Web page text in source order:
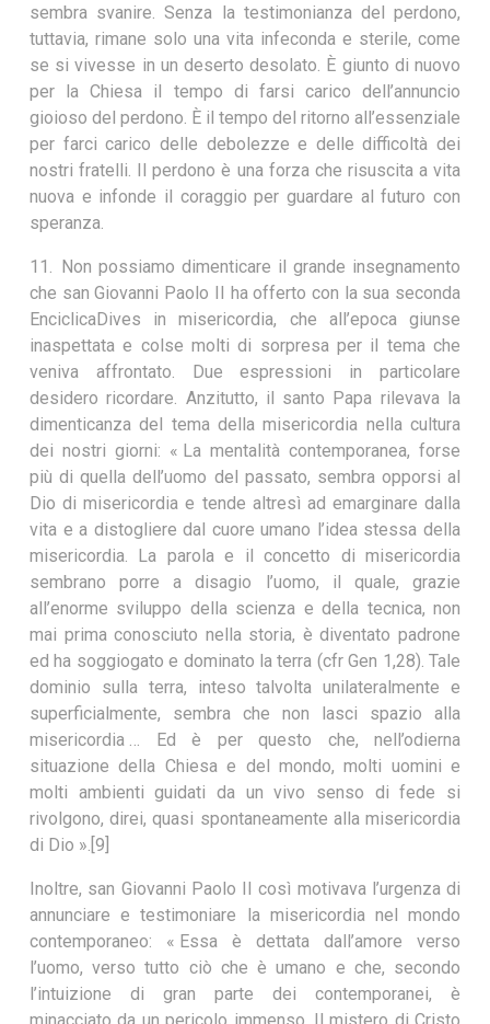
sembra svanire. Senza la testimonianza del perdono,
tuttavia, rimane solo una vita infeconda e sterile, come
se si vivesse in un deserto desolato. È giunto di nuovo
per la Chiesa il tempo di farsi carico dell’annuncio
gioioso del perdono. È il tempo del ritorno all’essenziale
per farci carico delle debolezze e delle difficoltà dei
nostri fratelli. Il perdono è una forza che risuscita a vita
nuova e infonde il coraggio per guardare al futuro con
speranza.
11. Non possiamo dimenticare il grande insegnamento
che san Giovanni Paolo II ha offerto con la sua seconda
EnciclicaDives in misericordia, che all’epoca giunse
inaspettata e colse molti di sorpresa per il tema che
veniva affrontato. Due espressioni in particolare
desidero ricordare. Anzitutto, il santo Papa rilevava la
dimenticanza del tema della misericordia nella cultura
dei nostri giorni: « La mentalità contemporanea, forse
più di quella dell’uomo del passato, sembra opporsi al
Dio di misericordia e tende altresì ad emarginare dalla
vita e a distogliere dal cuore umano l’idea stessa della
misericordia. La parola e il concetto di misericordia
sembrano porre a disagio l’uomo, il quale, grazie
all’enorme sviluppo della scienza e della tecnica, non
mai prima conosciuto nella storia, è diventato padrone
ed ha soggiogato e dominato la terra (cfr Gen 1,28). Tale
dominio sulla terra, inteso talvolta unilateralmente e
superficialmente, sembra che non lasci spazio alla
misericordia … Ed è per questo che, nell’odierna
situazione della Chiesa e del mondo, molti uomini e
molti ambienti guidati da un vivo senso di fede si
rivolgono, direi, quasi spontaneamente alla misericordia
di Dio ».[9]
Inoltre, san Giovanni Paolo II così motivava l’urgenza di
annunciare e testimoniare la misericordia nel mondo
contemporaneo: « Essa è dettata dall’amore verso
l’uomo, verso tutto ciò che è umano e che, secondo
l’intuizione di gran parte dei contemporanei, è